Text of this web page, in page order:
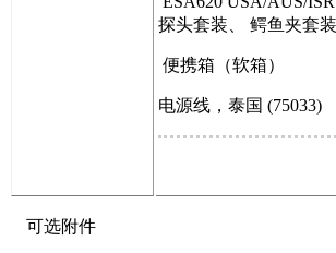
探头套装、 鳄鱼夹套
便携箱（软箱）
电源线，泰国 (75033)
可选附件